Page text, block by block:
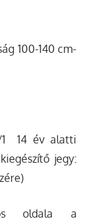
100-140 cm-
1 14 év alatti
jegy:
oldala a